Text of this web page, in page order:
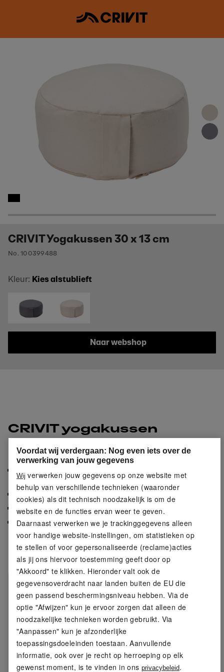
CRIVIT Yogakussen 30 x 13 cm
No. 100399488
Kleur: Kies alstublieft
Naar webshop
CRIVIT yogakussen
Eigenschappen
en onderhoudsvriendelijk
Praktische draaglus voor eenvoudig transport
Boekweitvulling voor een optimale zithouding
Optimale ondersteuning voor een verschillende
yoga-oefeningen
Productkenmerken
Producttype: Yogakussen
Vulling: Boekweitschillen
Materiaal: 100 % katoen
Afmetingen: ca. Ø 30 x H 13 cm
Voordat wij verdergaan: Nog even iets over de
verwerking van jouw gegevens
Wij verwerken jouw gegevens op onze website met
behulp van verschillende technieken (waaronder
cookies) als dit technisch noodzakelijk is om de
website en de functies ervan weer te geven.
Daarnaast verwerken we je trackinggegevens alleen
voor handige website-instellingen, om statistieken op
te stellen of voor gepersonaliseerde (reclame)acties
als jij ons hiervoor toestemming geeft door op
"Akkoord" te klikken. Hieronder valt ook de
gegevensoverdracht naar landen buiten de EU die
geen passend beschermingsniveau hebben. Via de
optie "Afwijzen" kun je ervoor zorgen dat alleen de
noodzakelijke technieken worden gebruikt. Via
"Aanpassen" kun je afzonderlijke
toepassingsdoeleinden toestaan. Aanvullende
informatie, ook over je recht op herroeping op elk
gewenst moment, is te vinden in onsprivacybeleid.